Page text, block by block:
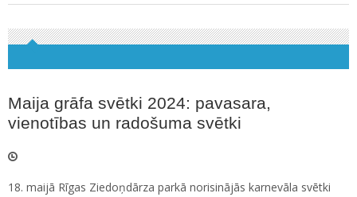
Maija grāfa svētki 2024: pavasara,
vienotības un radošuma svētki
18. maijā Rīgas Ziedoņdārza parkā norisinājās karnevāla svētki